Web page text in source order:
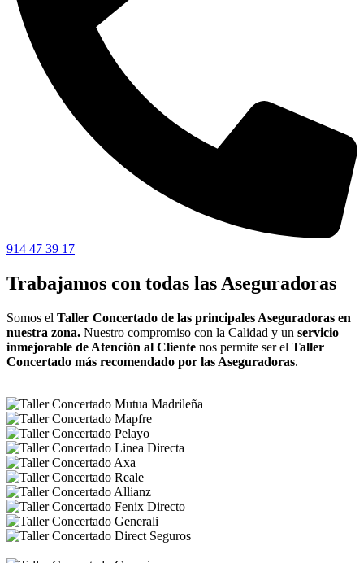
914 47 39 17
Trabajamos con todas las Aseguradoras
Somos el Taller Concertado de las principales Aseguradoras en
nuestra zona. Nuestro compromiso con la Calidad y un servicio
inmejorable de Atención al Cliente nos permite ser el Taller
Concertado más recomendado por las Aseguradoras.